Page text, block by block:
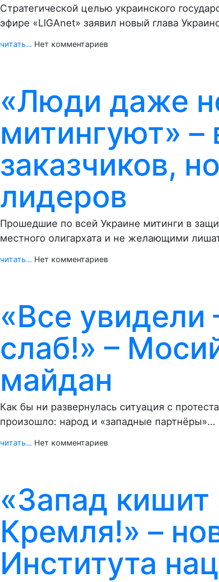
Стратегической целью украинского
эфире «LIGAnet» заявил новый глава
читать... Нет комментариев
«Люди даже
митингуют»
заказчиков,
лидеров
Прошедшие по всей Украине митинги в
местного олигархата и не желающими
читать... Нет комментариев
«Все увидели
слаб!» –
майдан
Как бы ни развернулась ситуация с
произошло: народ и «западные партнёры»…
читать... Нет комментариев
«Запад кишит
Кремля!» –
Института